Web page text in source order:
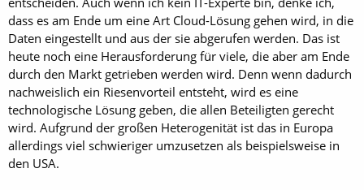
dass es am Ende um eine Art Cloud-Lösung gehen wird, in die
Daten eingestellt und aus der sie abgerufen werden. Das ist
heute noch eine Herausforderung für viele, die aber am Ende
durch den Markt getrieben werden wird. Denn wenn dadurch
nachweislich ein Riesenvorteil entsteht, wird es eine
technologische Lösung geben, die allen Beteiligten gerecht
wird. Aufgrund der großen Heterogenität ist das in Europa
allerdings viel schwieriger umzusetzen als beispielsweise in
den USA.